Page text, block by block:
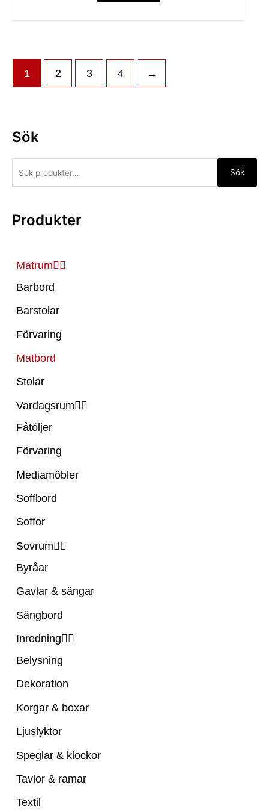
1 2 3 4 →
Sök
Sök
Produkter
Matrum
Barbord
Barstolar
Förvaring
Matbord
Stolar
Vardagsrum
Fåtöljer
Förvaring
Mediamöbler
Soffbord
Soffor
Sovrum
Byråar
Gavlar & sängar
Sängbord
Inredning
Belysning
Dekoration
Korgar & boxar
Ljuslyktor
Speglar & klockor
Tavlor & ramar
Textil